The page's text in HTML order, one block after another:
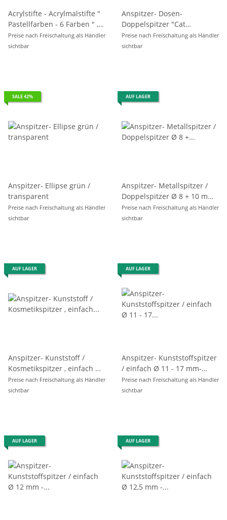
Acrylstifte - Acrylmalstifte "
Pastellfarben - 6 Farben " ,
im 6er Pack
Preise nach Freischaltung als Händler
sichtbar
Anspitzer- Dosen-
Doppelspitzer "Cat
Collection" inkl.
Radiergummi, farbl. sortiert,
Preise nach Freischaltung als Händler
sichtbar
SALE 42%
Anspitzer- Ellipse grün /
transparent
Preise nach Freischaltung als Händler
sichtbar
AUF LAGER
Anspitzer- Metallspitzer /
Doppelspitzer Ø 8 + 10 mm,
, im 12er Pack
Preise nach Freischaltung als Händler
sichtbar
AUF LAGER
Anspitzer- Kunststoff /
Kosmetikspitzer , einfach Ø
8 mm - schwarz- inklusive
Reinigungsstäbchen
Preise nach Freischaltung als Händler
sichtbar
AUF LAGER
Anspitzer- Kunststoffspitzer
/ einfach Ø 11 - 17 mm-
farblich sortiert - Exta -
Jumbo Dreikantspitzer
Preise nach Freischaltung als Händler
sichtbar
AUF LAGER AUF LAGER